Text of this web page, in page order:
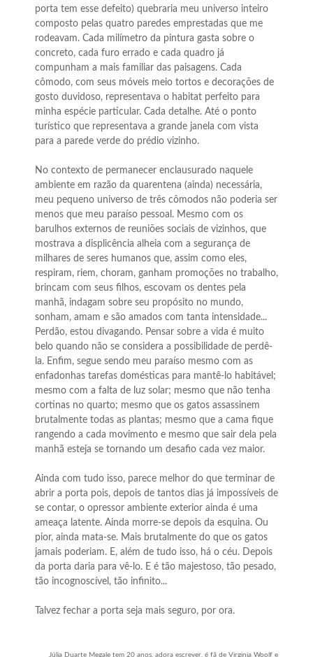
porta tem esse defeito) quebraria meu universo inteiro
composto pelas quatro paredes emprestadas que me
rodeavam. Cada milímetro da pintura gasta sobre o
concreto, cada furo errado e cada quadro já
compunham a mais familiar das paisagens. Cada
cômodo, com seus móveis meio tortos e decorações de
gosto duvidoso, representava o habitat perfeito para
minha espécie particular. Cada detalhe. Até o ponto
turístico que representava a grande janela com vista
para a parede verde do prédio vizinho.
No contexto de permanecer enclausurado naquele
ambiente em razão da quarentena (ainda) necessária,
meu pequeno universo de três cômodos não poderia ser
menos que meu paraíso pessoal. Mesmo com os
barulhos externos de reuniões sociais de vizinhos, que
mostrava a displicência alheia com a segurança de
milhares de seres humanos que, assim como eles,
respiram, riem, choram, ganham promoções no trabalho,
brincam com seus filhos, escovam os dentes pela
manhã, indagam sobre seu propósito no mundo,
sonham, amam e são amados com tanta intensidade...
Perdão, estou divagando. Pensar sobre a vida é muito
belo quando não se considera a possibilidade de perdê-
la. Enfim, segue sendo meu paraíso mesmo com as
enfadonhas tarefas domésticas para mantê-lo habitável;
mesmo com a falta de luz solar; mesmo que não tenha
cortinas no quarto; mesmo que os gatos assassinem
brutalmente todas as plantas; mesmo que a cama fique
rangendo a cada movimento e mesmo que sair dela pela
manhã esteja se tornando um desafio cada vez maior.
Ainda com tudo isso, parece melhor do que terminar de
abrir a porta pois, depois de tantos dias já impossíveis de
se contar, o opressor ambiente exterior ainda é uma
ameaça latente. Ainda morre-se depois da esquina. Ou
pior, ainda mata-se. Mais brutalmente do que os gatos
jamais poderiam. E, além de tudo isso, há o céu. Depois
da porta daria para vê-lo. E é tão majestoso, tão pesado,
tão incognoscível, tão infinito...
Talvez fechar a porta seja mais seguro, por ora.
Júlia Duarte Megale tem 20 anos, adora escrever, é fã de Virginia Woolf e